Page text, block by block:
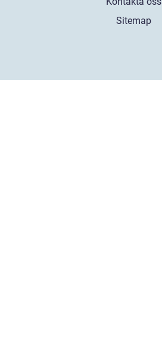
Sitemap